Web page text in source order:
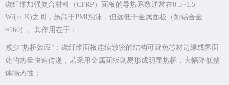
碳纤维加强复合材料（CFRP）面板的导热系数通常在0.5~1.5
W/(m·K)之间，虽高于PMI泡沫，但远低于金属面板（如铝合金
≈160）。其作用在于：
减少“热桥效应”：碳纤维面板连续致密的结构可避免芯材边缘或界面
处的热量快速传递，若采用金属面板则易形成明显热桥，大幅降低整
体隔热性；